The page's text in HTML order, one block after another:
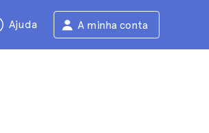
Ajuda A minha conta